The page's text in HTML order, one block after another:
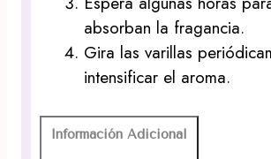
absorban la fragancia.
Gira las varillas
intensificar el aroma.
Información Adicional